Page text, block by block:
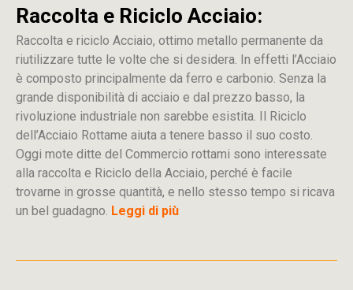
Raccolta e Riciclo Acciaio:
Raccolta e riciclo Acciaio, ottimo metallo permanente da
riutilizzare tutte le volte che si desidera. In effetti l’Acciaio
è composto principalmente da ferro e carbonio. Senza la
grande disponibilità di acciaio e dal prezzo basso, la
rivoluzione industriale non sarebbe esistita. Il Riciclo
dell’Acciaio Rottame aiuta a tenere basso il suo costo.
Oggi mote ditte del Commercio rottami sono interessate
alla raccolta e Riciclo della Acciaio, perché è facile
trovarne in grosse quantità, e nello stesso tempo si ricava
un bel guadagno. Leggi di più